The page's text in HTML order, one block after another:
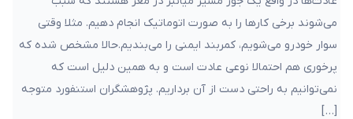
می‌شوند برخی کارها را به صورت اتوماتیک انجام دهیم. مثلا وقتی
سوار خودرو می‌شویم، کمربند ایمنی را می‌بندیم.حالا مشخص شده که
پرخوری هم احتمالا نوعی عادت است و به همین دلیل است که
نمی‌توانیم به راحتی دست از آن برداریم. پژوهشگران استنفورد متوجه
[…]